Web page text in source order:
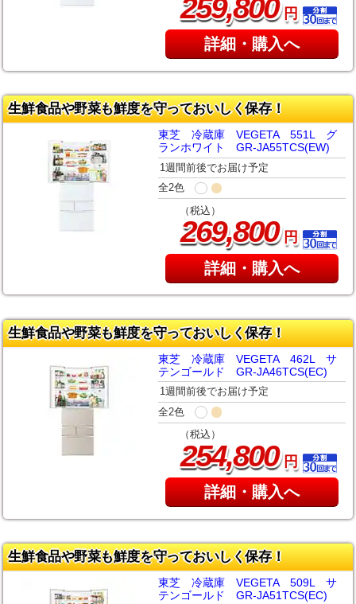
259 800円
詳細・購入へ
生鮮食品や野菜も鮮度を守っておいしく保存！
東芝 冷蔵庫 VEGETA 551L グ
ランホワイト GR-JA55TCS(EW)
1週間前後でお届け予定
全2色
（税込）
269,800円
詳細・購入へ
生鮮食品や野菜も鮮度を守っておいしく保存！
東芝 冷蔵庫 VEGETA 462L サ
テンゴールド GR-JA46TCS(EC)
1週間前後でお届け予定
全2色
（税込）
254,800円
詳細・購入へ
生鮮食品や野菜も鮮度を守っておいしく保存！
東芝 冷蔵庫 VEGETA 509L サ
テンゴールド GR-JA51TCS(EC)